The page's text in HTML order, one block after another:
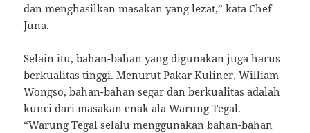
dan menghasilkan masakan yang lezat,” kata Chef
Juna.
Selain itu, bahan-bahan yang digunakan juga harus
berkualitas tinggi. Menurut Pakar Kuliner, William
Wongso, bahan-bahan segar dan berkualitas adalah
kunci dari masakan enak ala Warung Tegal.
“Warung Tegal selalu menggunakan bahan-bahan